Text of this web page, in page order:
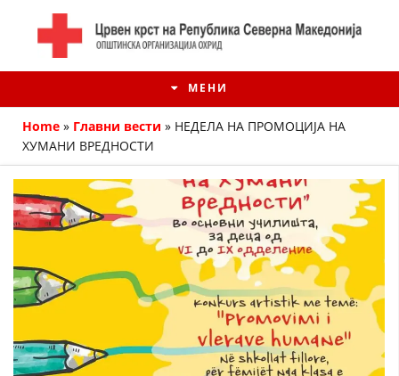
МЕНИ
ИСТОРИЈАТ НА ЦКРМ
ИСТОРИЈАТ НА ДВИЖЕЊЕТО
Home » Главни вести » НЕДЕЛА НА ПРОМОЦИЈА НА
ХУМАНИ ВРЕДНОСТИ